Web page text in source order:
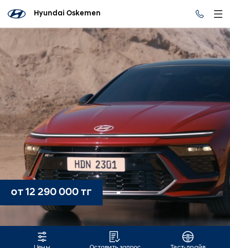
Hyundai Oskemen
от 12 290 000 тг